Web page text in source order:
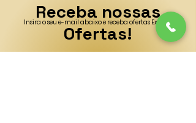
Receba nossas
Ofertas!
Insira o seu e-mail abaixo e receba ofertas Exclusivas!